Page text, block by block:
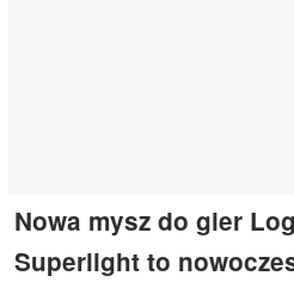
Nowa mysz do gier
Superlight to